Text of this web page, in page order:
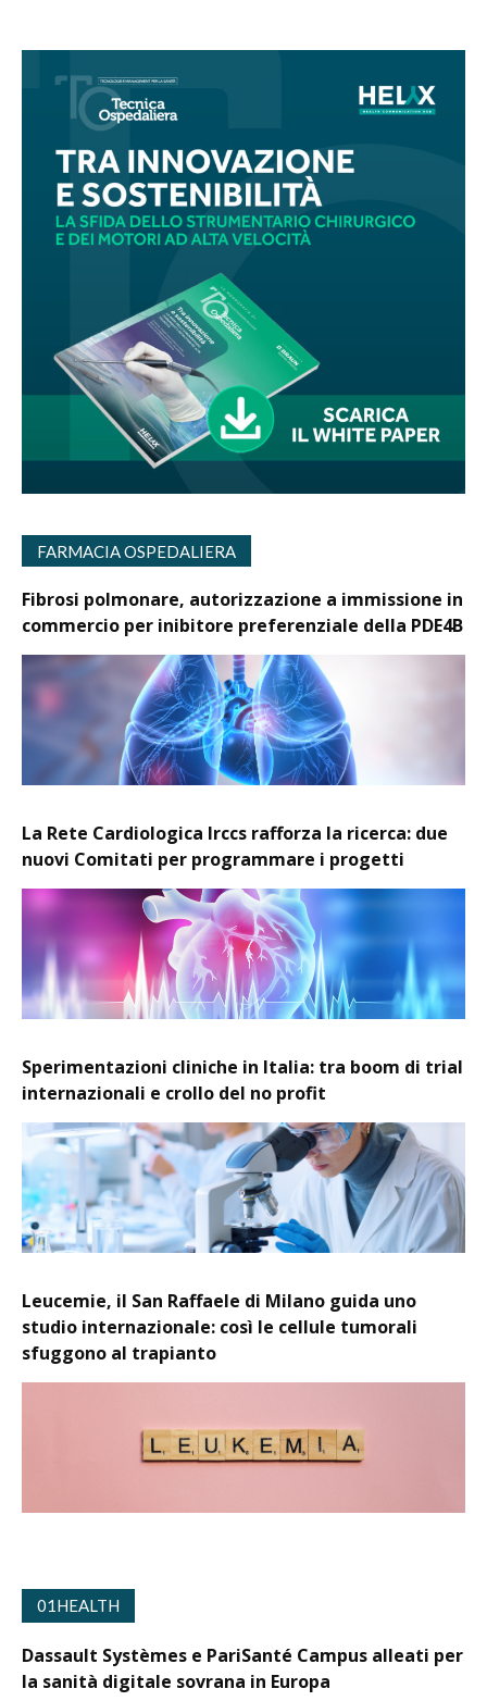
FARMACIA OSPEDALIERA
Fibrosi polmonare, autorizzazione a immissione in
commercio per inibitore preferenziale della PDE4B
La Rete Cardiologica Irccs rafforza la ricerca: due
nuovi Comitati per programmare i progetti
Sperimentazioni cliniche in Italia: tra boom di trial
internazionali e crollo del no profit
Leucemie, il San Raffaele di Milano guida uno
studio internazionale: così le cellule tumorali
sfuggono al trapianto
01HEALTH
Dassault Systèmes e PariSanté Campus alleati per
la sanità digitale sovrana in Europa